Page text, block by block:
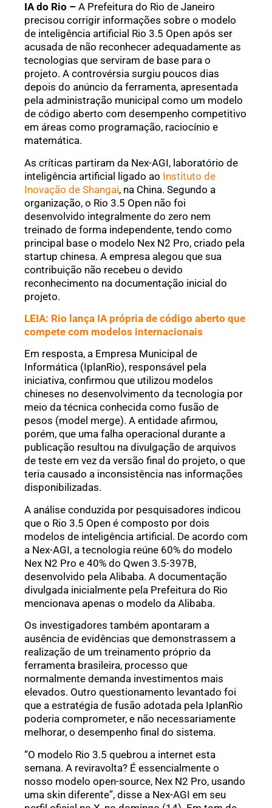
IA do Rio – A Prefeitura do Rio de Janeiro
precisou corrigir informações sobre o modelo
de inteligência artificial Rio 3.5 Open após ser
acusada de não reconhecer adequadamente as
tecnologias que serviram de base para o
projeto. A controvérsia surgiu poucos dias
depois do anúncio da ferramenta, apresentada
pela administração municipal como um modelo
de código aberto com desempenho competitivo
em áreas como programação, raciocínio e
matemática.
As críticas partiram da Nex-AGI, laboratório de
inteligência artificial ligado ao Instituto de
Inovação de Shangai, na China. Segundo a
organização, o Rio 3.5 Open não foi
desenvolvido integralmente do zero nem
treinado de forma independente, tendo como
principal base o modelo Nex N2 Pro, criado pela
startup chinesa. A empresa alegou que sua
contribuição não recebeu o devido
reconhecimento na documentação inicial do
projeto.
LEIA: Rio lança IA própria de código aberto que
compete com modelos internacionais
Em resposta, a Empresa Municipal de
Informática (IplanRio), responsável pela
iniciativa, confirmou que utilizou modelos
chineses no desenvolvimento da tecnologia por
meio da técnica conhecida como fusão de
pesos (model merge). A entidade afirmou,
porém, que uma falha operacional durante a
publicação resultou na divulgação de arquivos
de teste em vez da versão final do projeto, o que
teria causado a inconsistência nas informações
disponibilizadas.
A análise conduzida por pesquisadores indicou
que o Rio 3.5 Open é composto por dois
modelos de inteligência artificial. De acordo com
a Nex-AGI, a tecnologia reúne 60% do modelo
Nex N2 Pro e 40% do Qwen 3.5-397B,
desenvolvido pela Alibaba. A documentação
divulgada inicialmente pela Prefeitura do Rio
mencionava apenas o modelo da Alibaba.
Os investigadores também apontaram a
ausência de evidências que demonstrassem a
realização de um treinamento próprio da
ferramenta brasileira, processo que
normalmente demanda investimentos mais
elevados. Outro questionamento levantado foi
que a estratégia de fusão adotada pela IplanRio
poderia comprometer, e não necessariamente
melhorar, o desempenho final do sistema.
“O modelo Rio 3.5 quebrou a internet esta
semana. A reviravolta? É essencialmente o
nosso modelo open-source, Nex N2 Pro, usando
uma skin diferente”, disse a Nex-AGI em seu